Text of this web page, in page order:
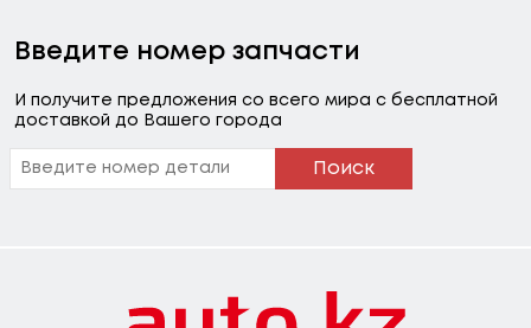
Введите номер запчасти
И получите предложения со всего мира с бесплатной
доставкой до Вашего города
Поиск